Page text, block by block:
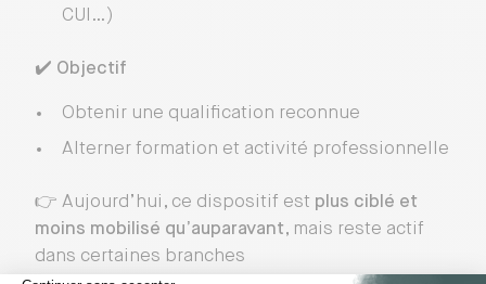
CUI…)
✔️ Objectif
Obtenir une qualification reconnue
Alterner formation et activité professionnelle
👉 Aujourd’hui, ce dispositif est plus ciblé et
moins mobilisé qu’auparavant, mais reste actif
dans certaines branches